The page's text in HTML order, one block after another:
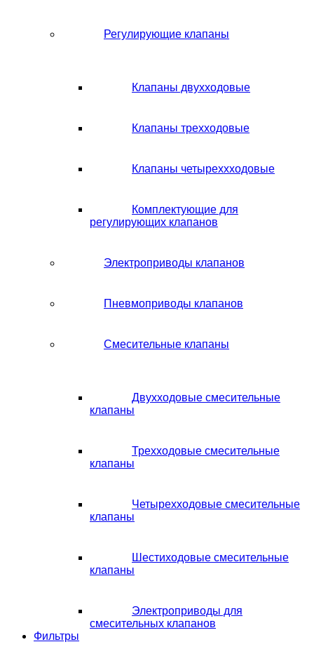
Регулирующие клапаны
Клапаны двухходовые
Клапаны трехходовые
Клапаны четыреххходовые
Комплектующие для
регулирующих клапанов
Электроприводы клапанов
Пневмоприводы клапанов
Смесительные клапаны
Двухходовые смесительные
клапаны
Трехходовые смесительные
клапаны
Четырехходовые смесительные
клапаны
Шестиходовые смесительные
клапаны
Электроприводы для
смесительных клапанов
Фильтры